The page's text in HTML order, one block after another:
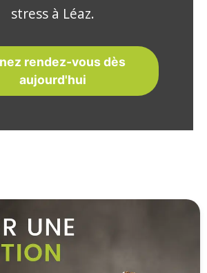
stress à Léaz.
rendez-vous dès
aujourd'hui